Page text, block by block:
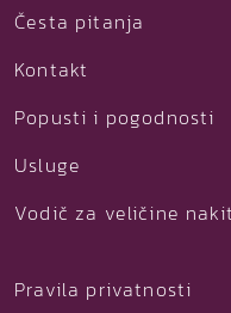
Česta pitanja
Kontakt
Popusti i pogodnosti
Usluge
Vodič za veličine
Pravila privatnosti